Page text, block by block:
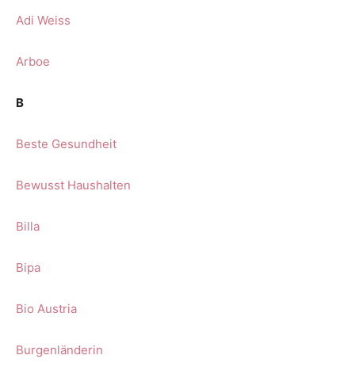
Adi Weiss
Arboe
B
Beste Gesundheit
Bewusst Haushalten
Billa
Bipa
Bio Austria
Burgenländerin